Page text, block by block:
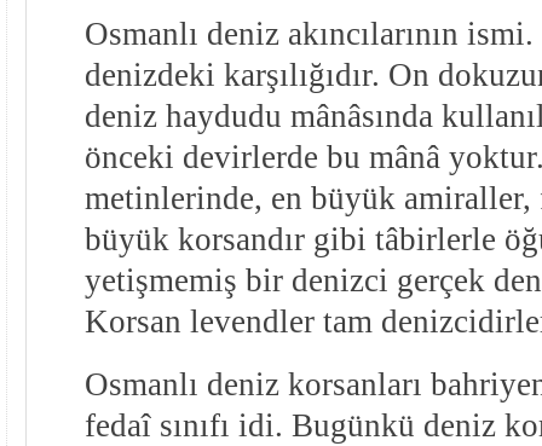
Osmanlı deniz akıncılarının
denizdeki karşılığıdır. On
deniz haydudu mânâsında
önceki devirlerde bu mânâ
metinlerinde, en büyük amiraller,
büyük korsandır gibi tâbirlerle
yetişmemiş bir denizci gerçek
Korsan levendler tam
Osmanlı deniz korsanları
fedaî sınıfı idi. Bugünkü deniz